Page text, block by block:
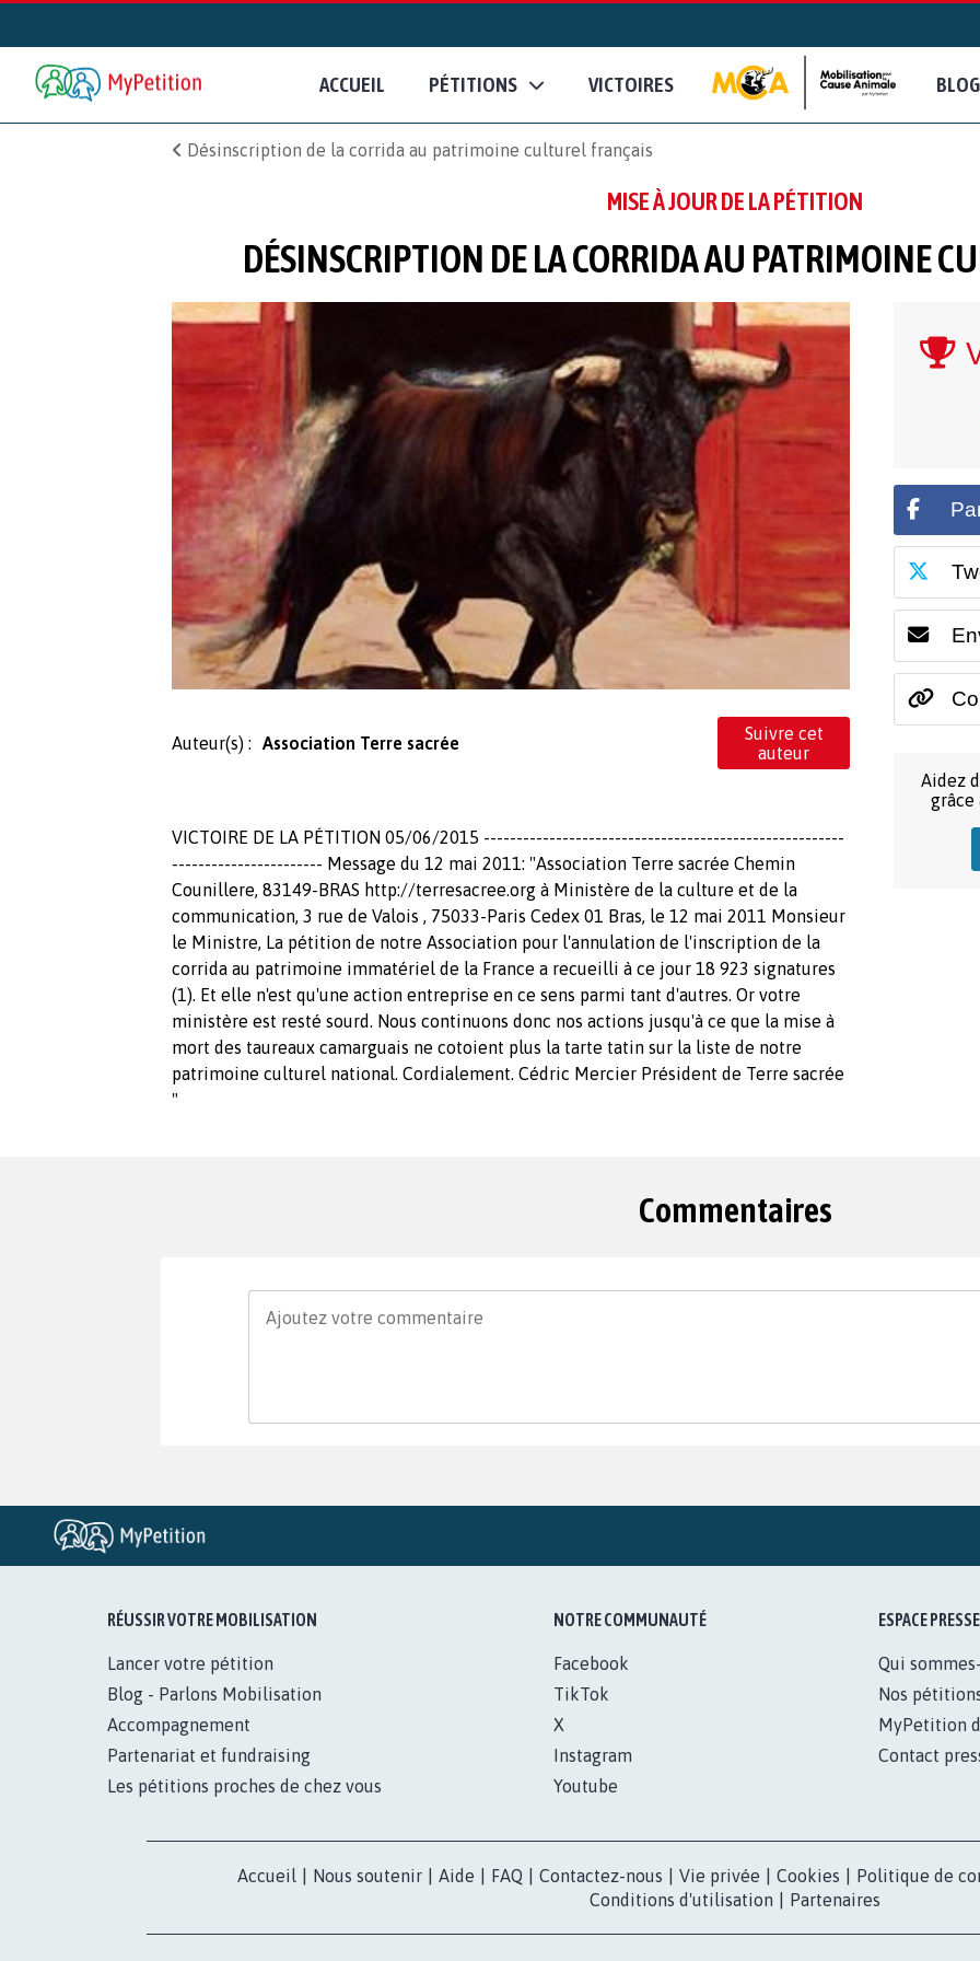
ACCUEIL PÉTITIONS VICTOIRES BLOG
Désinscription de la corrida au patrimoine culturel français
MISE À JOUR DE LA PÉTITION
DÉSINSCRIPTION DE LA CORRIDA AU PATRIMOINE
Auteur(s) : Association Terre sacrée
Suivre cet
auteur
VICTOIRE DE LA PÉTITION 05/06/2015 -------------------------------------------------------
----------------------- Message du 12 mai 2011: "Association Terre sacrée Chemin
Counillere, 83149-BRAS http://terresacree.org à Ministère de la culture et de la
communication, 3 rue de Valois , 75033-Paris Cedex 01 Bras, le 12 mai 2011 Monsieur
le Ministre, La pétition de notre Association pour l'annulation de l'inscription de la
corrida au patrimoine immatériel de la France a recueilli à ce jour 18 923 signatures
(1). Et elle n'est qu'une action entreprise en ce sens parmi tant d'autres. Or votre
ministère est resté sourd. Nous continuons donc nos actions jusqu'à ce que la mise à
mort des taureaux camarguais ne cotoient plus la tarte tatin sur la liste de notre
patrimoine culturel national. Cordialement. Cédric Mercier Président de Terre sacrée
"
Aidez
grâce
Commentaires
RÉUSSIR VOTRE MOBILISATION
Lancer votre pétition
Blog - Parlons Mobilisation
Accompagnement
Partenariat et fundraising
Les pétitions proches de chez vous
NOTRE COMMUNAUTÉ
Facebook
TikTok
X
Instagram
Youtube
ESPACE PRESSE
Qui
Nos
MyPetition
Contact
Accueil Nous soutenir Aide FAQ Contactez-nous Vie privée Cookies Politique de
Conditions d'utilisation
Partenaires